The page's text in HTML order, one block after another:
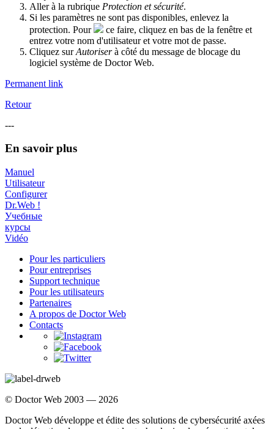
Aller à la rubrique Protection et sécurité.
Si les paramètres ne sont pas disponibles, enlevez la
protection. Pour
ce faire, cliquez en bas de la fenêtre et
entrez votre nom d'utilisateur et votre mot de passe.
Cliquez surAutoriserà côté du message de blocage du
logiciel système de Doctor Web.
Permanent link
Retour
---
En savoir plus
Manuel
Utilisateur
Configurer
Dr.Web !
Учебные
курсы
Vidéo
Pour les particuliers
Pour entreprises
Support technique
Pour les utilisateurs
Partenaires
A propos de Doctor Web
Contacts
© Doctor Web 2003 — 2026
Doctor Web développe et édite des solutions de cybersécurité axées